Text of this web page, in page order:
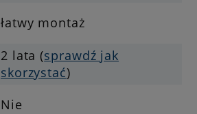
łatwy montaż
2 lata (sprawdź jak
skorzystać)
Nie